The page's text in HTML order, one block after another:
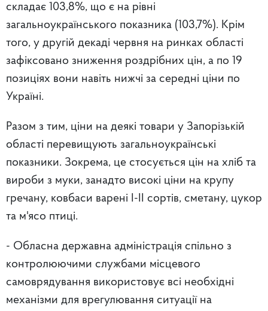
складає 103,8%, що є на рівні
загальноукраїнського показника (103,7%). Крім
того, у другій декаді червня на ринках області
зафіксовано зниження роздрібних цін, а по 19
позиціях вони навіть нижчі за середні ціни по
Україні.
Разом з тим, ціни на деякі товари у Запорізькій
області перевищують загальноукраїнські
показники. Зокрема, це стосується цін на хліб та
вироби з муки, занадто високі ціни на крупу
гречану, ковбаси варені І-ІІ сортів, сметану, цукор
та м'ясо птиці.
- Обласна державна адміністрація спільно з
контролюючими службами місцевого
самоврядування використовує всі необхідні
механізми для врегулювання ситуації на